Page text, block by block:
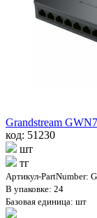
Grandstream
код: 51230
шт
тг
Артикул-PartNumber:
В упаковке: 24
Базовая единица: шт